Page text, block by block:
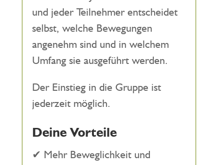
und jeder Teilnehmer entscheidet
selbst, welche Bewegungen
angenehm sind und in welchem
Umfang sie ausgeführt werden.
Der Einstieg in die Gruppe ist
jederzeit möglich.
Deine Vorteile
✔ Mehr Beweglichkeit und